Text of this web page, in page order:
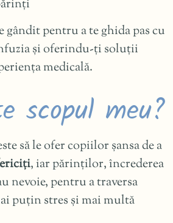
gândit pentru a te ghida pas cu
și oferindu-ți soluții
medicală.
scopul meu?
să le ofer copiilor șansa de a
, iar părinților, încrederea
nevoie, pentru a traversa
puțin stres și mai multă